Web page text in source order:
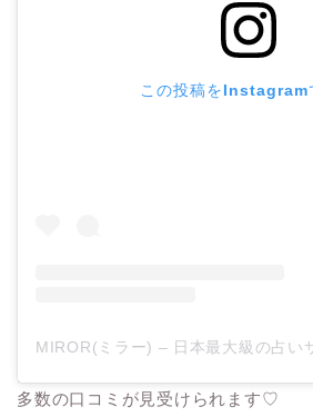
この投稿をInstagram
多数の口コミが見受けられます♡